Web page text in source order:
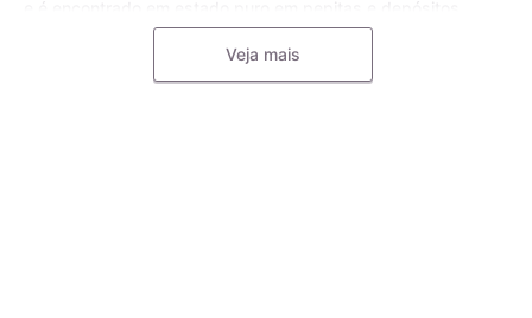
Veja mais
aluviais, bem como em pequenas inclusões em rochas
metamórficas e minerais, como o quartzo. Para joias, o ouro